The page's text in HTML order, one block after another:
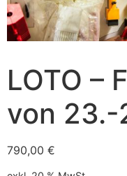
LOTO –
von
790,00 €